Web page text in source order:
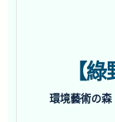
【
環境藝術の森